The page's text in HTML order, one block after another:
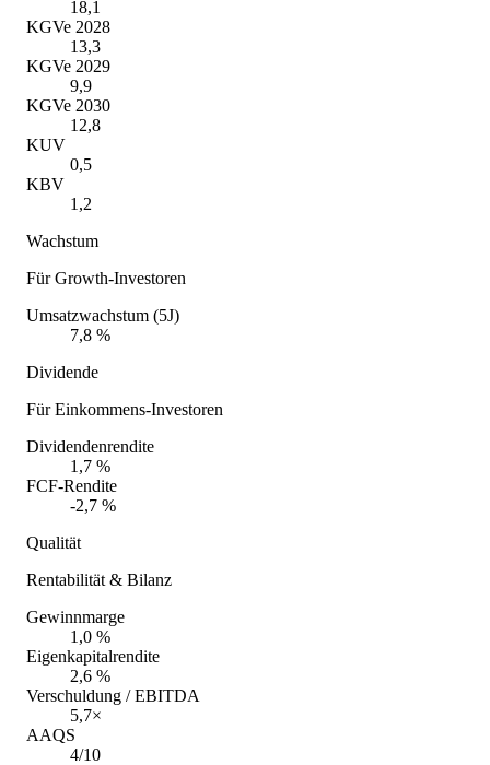
18,1
KGVe 2028
13,3
KGVe 2029
9,9
KGVe 2030
12,8
KUV
0,5
KBV
1,2
Wachstum
Für Growth-Investoren
Umsatzwachstum (5J)
7,8 %
Dividende
Für Einkommens-Investoren
Dividendenrendite
1,7 %
FCF-Rendite
-2,7 %
Qualität
Rentabilität & Bilanz
Gewinnmarge
1,0 %
Eigenkapitalrendite
2,6 %
Verschuldung / EBITDA
5,7×
AAQS
4/10